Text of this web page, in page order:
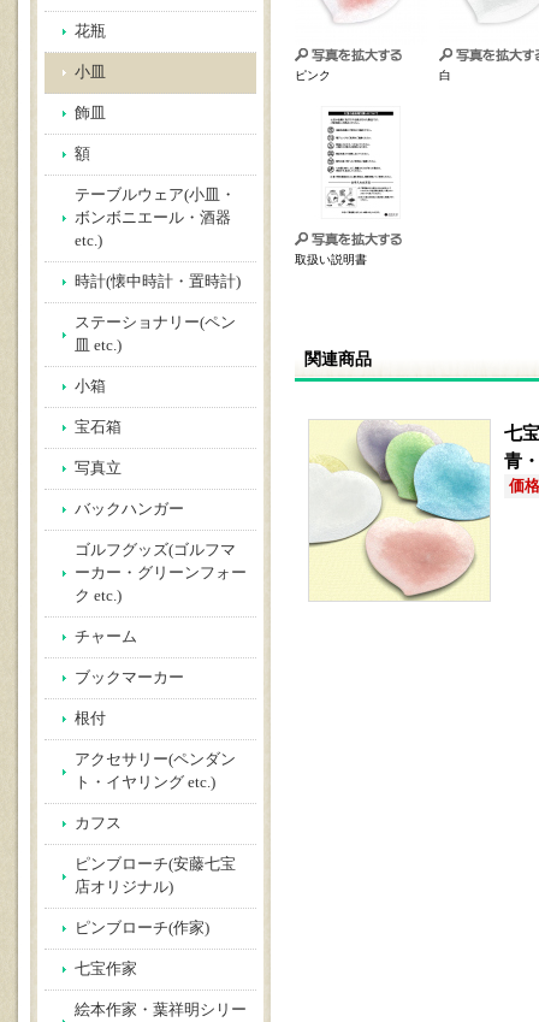
花瓶
小皿
飾皿
額
テーブルウェア(小皿・
ボンボニエール・酒器
etc.)
時計(懐中時計・置時計)
ステーショナリー(ペン
皿 etc.)
小箱
宝石箱
写真立
バックハンガー
ゴルフグッズ(ゴルフマ
ーカー・グリーンフォー
ク etc.)
チャーム
ブックマーカー
根付
アクセサリー(ペンダン
ト・イヤリング etc.)
カフス
ピンブローチ(安藤七宝
店オリジナル)
ピンブローチ(作家)
七宝作家
絵本作家・葉祥明シリー
ピンク 白
取扱い説明書
関連商品
七
青
価